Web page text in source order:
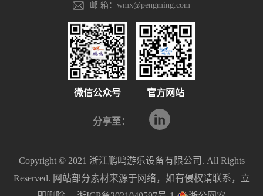
邮 箱：wmx@pengming.com
微信公众号 官方网站
分享至：
Copyright © 2021 浙江鹏鸣游乐设备有限公司. All Rights
Reserved. 网站部分素材来源于网络，如有侵权请联系，立